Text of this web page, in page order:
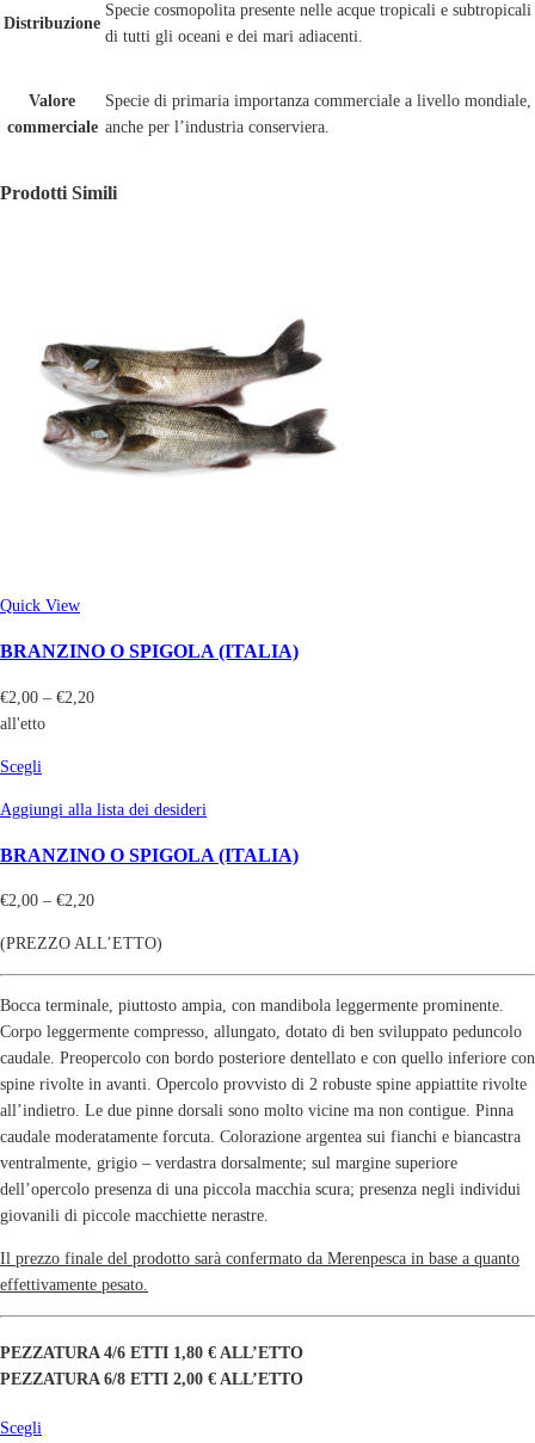
Distribuzione
Specie cosmopolita presente nelle acque tropicali e subtropicali
di tutti gli oceani e dei mari adiacenti.
Valore
commerciale
Specie di primaria importanza commerciale a livello mondiale,
anche per l’industria conserviera.
Prodotti Simili
Quick View
BRANZINO O SPIGOLA (ITALIA)
€2,00 – €2,20
all'etto
Scegli
Aggiungi alla lista dei desideri
BRANZINO O SPIGOLA (ITALIA)
€2,00 – €2,20
(PREZZO ALL’ETTO)
Bocca terminale, piuttosto ampia, con mandibola leggermente prominente.
Corpo leggermente compresso, allungato, dotato di ben sviluppato peduncolo
caudale. Preopercolo con bordo posteriore dentellato e con quello inferiore con
spine rivolte in avanti. Opercolo provvisto di 2 robuste spine appiattite rivolte
all’indietro. Le due pinne dorsali sono molto vicine ma non contigue. Pinna
caudale moderatamente forcuta. Colorazione argentea sui fianchi e biancastra
ventralmente, grigio – verdastra dorsalmente; sul margine superiore
dell’opercolo presenza di una piccola macchia scura; presenza negli individui
giovanili di piccole macchiette nerastre.
Il prezzo finale del prodotto sarà confermato da Merenpesca in base a quanto
effettivamente pesato.
PEZZATURA 4/6 ETTI 1,80 € ALL’ETTO
PEZZATURA 6/8 ETTI 2,00 € ALL’ETTO
Scegli